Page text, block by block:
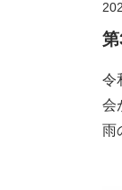
令
会
雨